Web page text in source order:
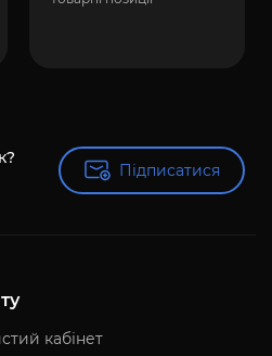
Підписатися
Підписатися
кабінет